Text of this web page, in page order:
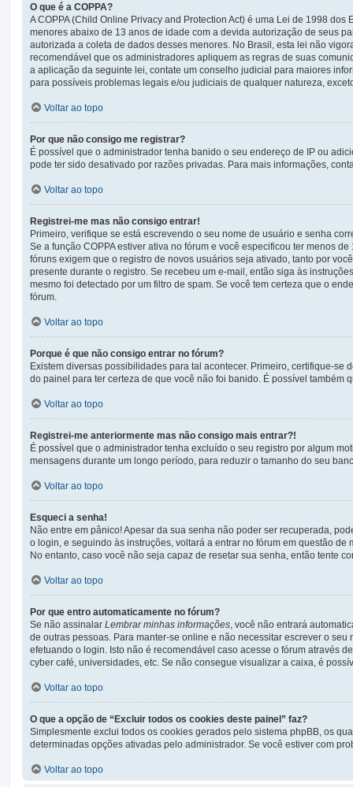
O que é a COPPA?
A COPPA (Child Online Privacy and Protection Act) é uma Lei de 1998
menores abaixo de 13 anos de idade com a devida autorização de seus
autorizada a coleta de dados desses menores. No Brasil, esta lei não
recomendável que os administradores apliquem as regras de suas
a aplicação da seguinte lei, contate um conselho judicial para maiores
para possíveis problemas legais e/ou judiciais de qualquer natureza,
Voltar ao topo
Por que não consigo me registrar?
É possível que o administrador tenha banido o seu endereço de IP ou
pode ter sido desativado por razões privadas. Para mais informações,
Voltar ao topo
Registrei-me mas não consigo entrar!
Primeiro, verifique se está escrevendo o seu nome de usuário e senha
Se a função COPPA estiver ativa no fórum e você especificou ter menos
fóruns exigem que o registro de novos usuários seja ativado, tanto por
presente durante o registro. Se recebeu um e-mail, então siga às
mesmo foi detectado por um filtro de spam. Se você tem certeza que o
fórum.
Voltar ao topo
Porque é que não consigo entrar no fórum?
Existem diversas possibilidades para tal acontecer. Primeiro, certifique-
do painel para ter certeza de que você não foi banido. É possível
Voltar ao topo
Registrei-me anteriormente mas não consigo mais entrar?!
É possível que o administrador tenha excluído o seu registro por algum
mensagens durante um longo período, para reduzir o tamanho do seu
Voltar ao topo
Esqueci a senha!
Não entre em pânico! Apesar da sua senha não poder ser recuperada,
o login, e seguindo às instruções, voltará a entrar no fórum em questão de
No entanto, caso você não seja capaz de resetar sua senha, então tente
Voltar ao topo
Por que entro automaticamente no fórum?
Se não assinalar Lembrar minhas informações , você não entrará
de outras pessoas. Para manter-se online e não necessitar escrever o
efetuando o login. Isto não é recomendável caso acesse o fórum através
cyber café, universidades, etc. Se não consegue visualizar a caixa, é
Voltar ao topo
O que a opção de “Excluir todos os cookies deste painel” faz?
Simplesmente exclui todos os cookies gerados pelo sistema phpBB, os
determinadas opções ativadas pelo administrador. Se você estiver com
Voltar ao topo